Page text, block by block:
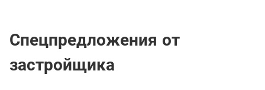
Спецпредложения от
застройщика